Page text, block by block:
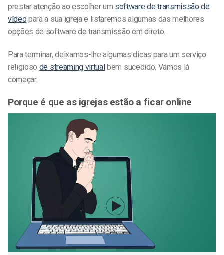
prestar atenção ao escolher um software de transmissão de
vídeo para a sua igreja e listaremos algumas das melhores
opções de software de transmissão em direto.
Para terminar, deixamos-lhe algumas dicas para um serviço
religioso de streaming virtualbem sucedido. Vamos lá
começar.
Porque é que as igrejas estão a ficar online